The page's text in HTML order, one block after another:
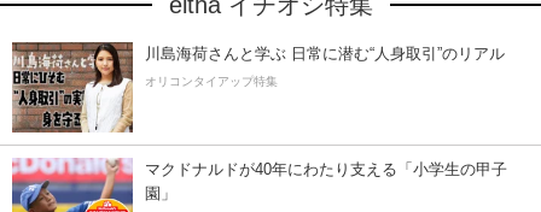
川島海荷さんと学ぶ 日常に潜む“人身取引”のリアル
オリコンタイアップ特集
マクドナルドが40年にわたり支える「小学生の甲子
園」